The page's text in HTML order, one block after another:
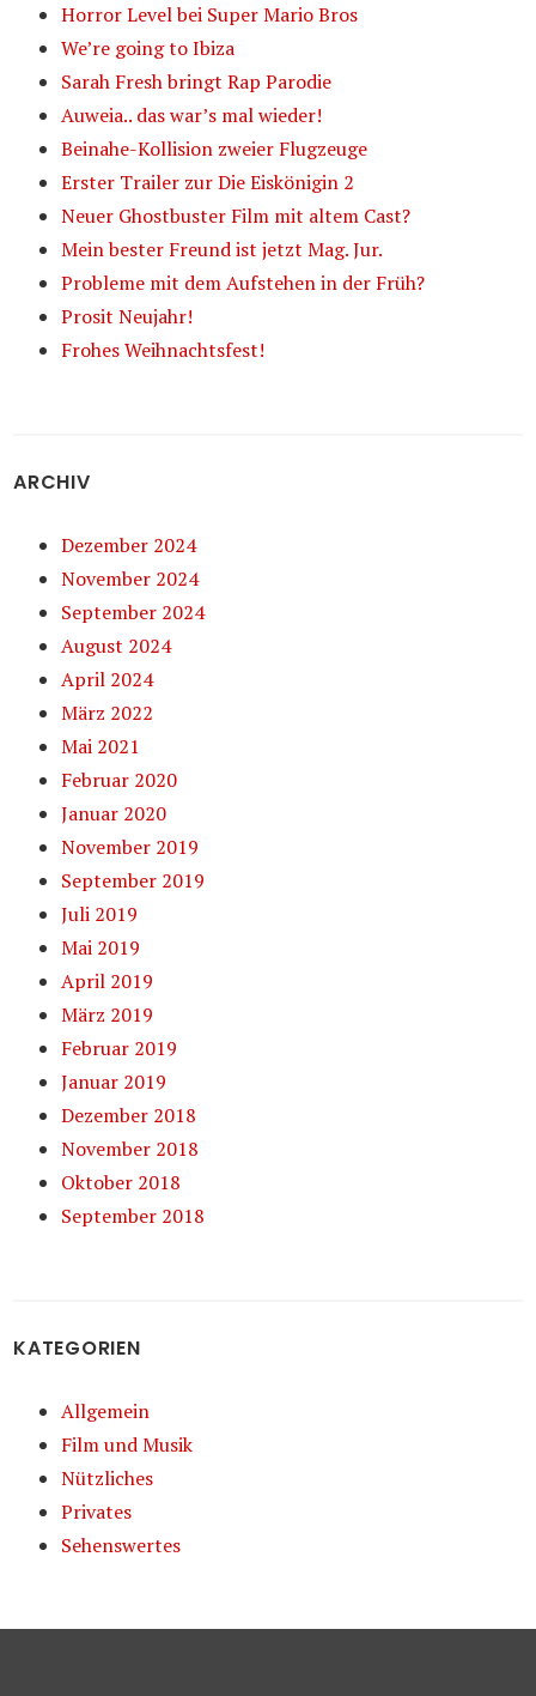
Horror Level bei Super Mario Bros
We’re going to Ibiza
Sarah Fresh bringt Rap Parodie
Auweia.. das war’s mal wieder!
Beinahe-Kollision zweier Flugzeuge
Erster Trailer zur Die Eiskönigin 2
Neuer Ghostbuster Film mit altem Cast?
Mein bester Freund ist jetzt Mag. Jur.
Probleme mit dem Aufstehen in der Früh?
Prosit Neujahr!
Frohes Weihnachtsfest!
ARCHIV
Dezember 2024
November 2024
September 2024
August 2024
April 2024
März 2022
Mai 2021
Februar 2020
Januar 2020
November 2019
September 2019
Juli 2019
Mai 2019
April 2019
März 2019
Februar 2019
Januar 2019
Dezember 2018
November 2018
Oktober 2018
September 2018
KATEGORIEN
Allgemein
Film und Musik
Nützliches
Privates
Sehenswertes